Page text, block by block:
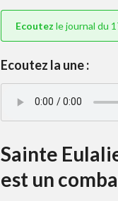
Ecoutez le journal du
Ecoutez la une :
Sainte
est un